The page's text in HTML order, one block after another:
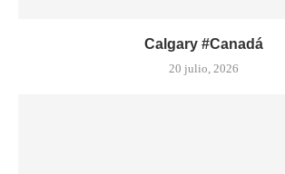
Calgary #Canadá
20 julio, 2026